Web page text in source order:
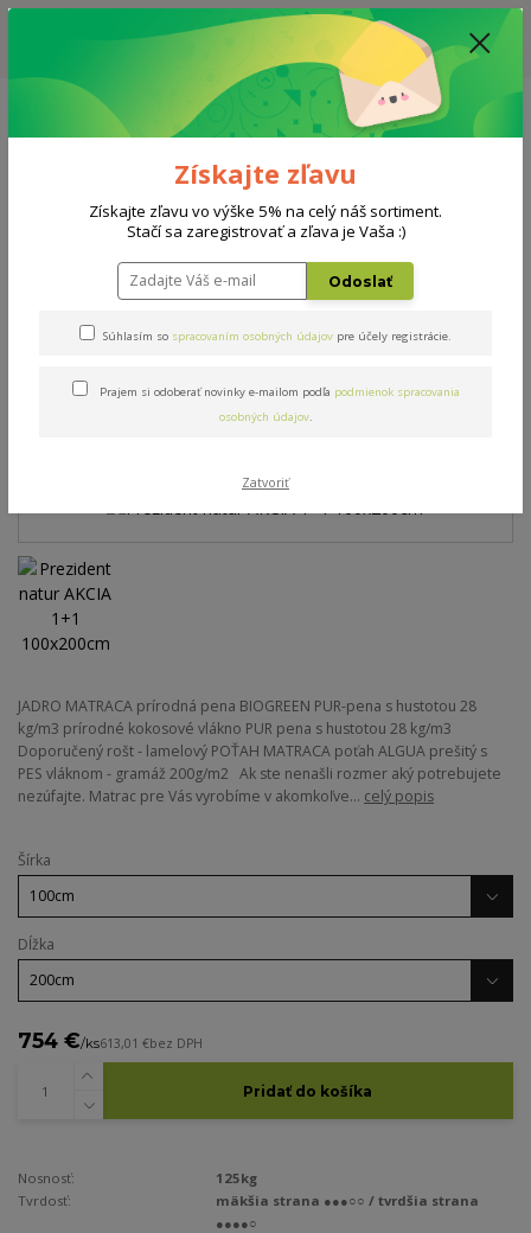
ZĽAVA: VŠETKY VYSTAVENÉ POSTELE ZA 400€ - CENA MATRACU A ROŠTU
PODĽA VÝBERU / DODACIA LEHOTA JE AKTUÁLNE 10-15 PRACOVNÝCH
Menu
0908 777 700 Po-So: 10-18 hod.
0
Matrace Prezident natur AKCIA 1+1 100x200cm
Prezident natur AKCIA 1+1
100x200cm
JADRO MATRACA prírodná pena BIOGREEN PUR-pena s hustotou 28
kg/m3 prírodné kokosové vlákno PUR pena s hustotou 28 kg/m3
Doporučený rošt - lamelový POŤAH MATRACA poťah ALGUA prešitý s
PES vláknom - gramáž 200g/m2 Ak ste nenašli rozmer aký potrebujete
nezúfajte. Matrac pre Vás vyrobíme v akomkoľve... celý popis
Šírka
Dĺžka
754 €/ks613,01 €bez DPH
Pridať do košíka
Nosnosť:
125kg
Tvrdosť:
mäkšia strana ●●●○○ / tvrdšia strana
●●●●○
Získajte zľavu
Získajte zľavu vo výške 5% na celý náš sortiment.
Stačí sa zaregistrovať a zľava je Vaša :)
Odoslať
Súhlasím so spracovaním osobných údajov pre účely registrácie.
Prajem si odoberať novinky e-mailom podľa podmienok spracovania
osobných údajov.
Zatvoriť